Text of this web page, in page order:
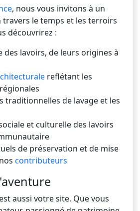
, nous vous invitons à un
travers le temps et les terroirs
découvrirez :
des lavoirs, de leurs origines à
reflétant les
traditionnelles de lavage et les
et culturelle des lavoirs
de préservation et de mise
contributeurs
est aussi votre site. Que vous